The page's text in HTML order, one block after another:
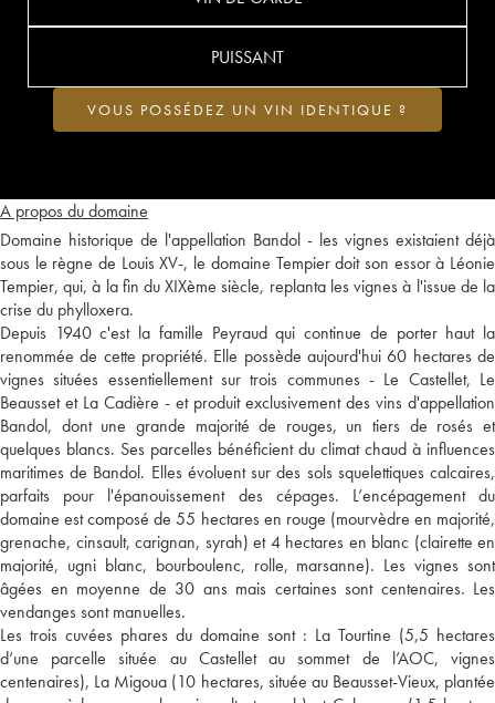
A propos du domaine
Domaine historique de l'appellation Bandol - les vignes existaient déjà
sous le règne de Louis XV-, le domaine Tempier doit son essor à Léonie
Tempier, qui, à la fin du XIXème siècle, replanta les vignes à l'issue de la
crise du phylloxera.
Depuis 1940 c'est la famille Peyraud qui continue de porter haut la
renommée de cette propriété. Elle possède aujourd'hui 60 hectares de
vignes situées essentiellement sur trois communes - Le Castellet, Le
Beausset et La Cadière - et produit exclusivement des vins d'appellation
Bandol, dont une grande majorité de rouges, un tiers de rosés et
quelques blancs. Ses parcelles bénéficient du climat chaud à influences
maritimes de Bandol. Elles évoluent sur des sols squelettiques calcaires,
parfaits pour l'épanouissement des cépages. L’encépagement du
domaine est composé de 55 hectares en rouge (mourvèdre en majorité,
grenache, cinsault, carignan, syrah) et 4 hectares en blanc (clairette en
majorité, ugni blanc, bourboulenc, rolle, marsanne). Les vignes sont
âgées en moyenne de 30 ans mais certaines sont centenaires. Les
vendanges sont manuelles.
Les trois cuvées phares du domaine sont : La Tourtine (5,5 hectares
d’une parcelle située au Castellet au sommet de l’AOC, vignes
centenaires), La Migoua (10 hectares, située au Beausset-Vieux, plantée
PUISSANT
VOUS POSSÉDEZ UN VIN IDENTIQUE ?